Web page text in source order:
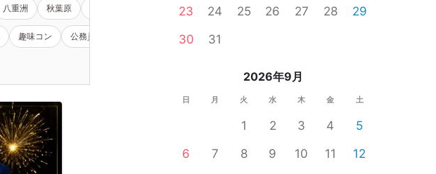
八重洲 秋葉原 北千住 新橋 町田 浅草 品川
趣味コン 公務員 体験コン
23
24 25 26 27 28
29
30
31
2026年9月
日 月 火 水 木 金 土
1 2 3 4
5
6
7 8 9 10 11
12